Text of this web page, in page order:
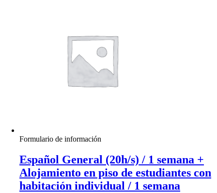
Formulario de información
Español General (20h/s) / 1 semana +
Alojamiento en piso de estudiantes con
habitación individual / 1 semana